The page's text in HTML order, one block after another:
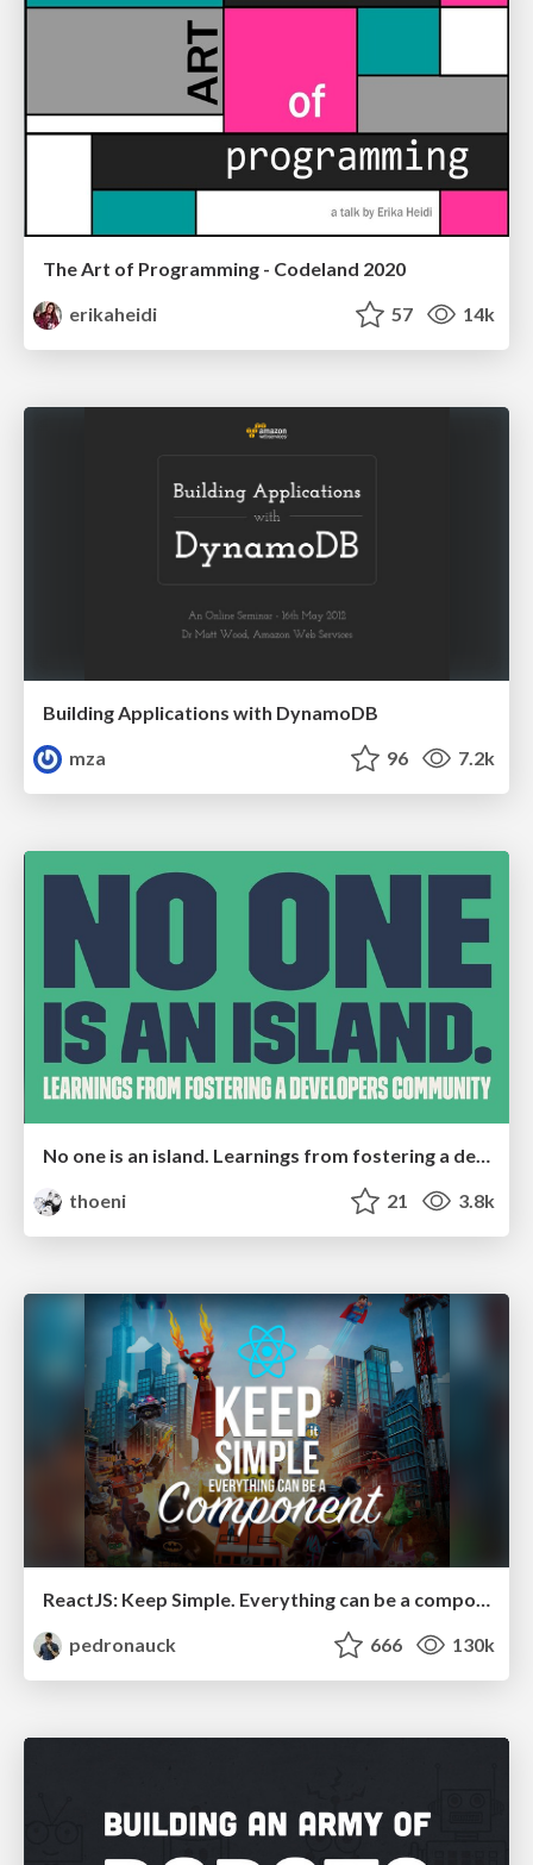
The Art of Programming - Codeland 2020
erikaheidi
57 14k
Building Applications with DynamoDB
mza
96 7.2k
No one is an island. Learnings from fostering a developers community.
thoeni
21 3.8k
pedronauck
666 130k